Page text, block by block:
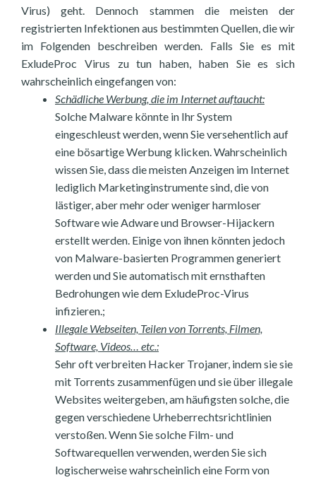
Virus) geht. Dennoch stammen die meisten der
registrierten Infektionen aus bestimmten Quellen, die wir
im Folgenden beschreiben werden. Falls Sie es mit
ExludeProc Virus zu tun haben, haben Sie es sich
wahrscheinlich eingefangen von:
Schädliche Werbung, die im Internet auftaucht:
Solche Malware könnte in Ihr System
eingeschleust werden, wenn Sie versehentlich auf
eine bösartige Werbung klicken. Wahrscheinlich
wissen Sie, dass die meisten Anzeigen im Internet
lediglich Marketinginstrumente sind, die von
lästiger, aber mehr oder weniger harmloser
Software wie Adware und Browser-Hijackern
erstellt werden. Einige von ihnen könnten jedoch
von Malware-basierten Programmen generiert
werden und Sie automatisch mit ernsthaften
Bedrohungen wie dem ExludeProc-Virus
infizieren.;
Illegale Webseiten, Teilen von Torrents, Filmen,
Software, Videos… etc.:
Sehr oft verbreiten Hacker Trojaner, indem sie sie
mit Torrents zusammenfügen und sie über illegale
Websites weitergeben, am häufigsten solche, die
gegen verschiedene Urheberrechtsrichtlinien
verstoßen. Wenn Sie solche Film- und
Softwarequellen verwenden, werden Sie sich
logischerweise wahrscheinlich eine Form von